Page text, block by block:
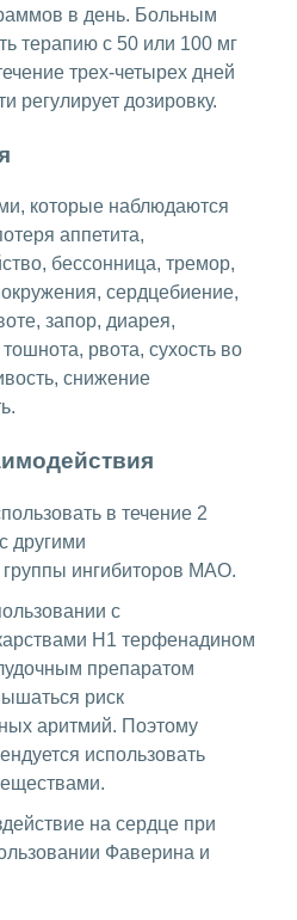
в день. Больным
терапию с 50 или 100 мг
трех-четырех дней
регулирует дозировку.
которые наблюдаются
аппетита,
бессонница, тремор,
сердцебиение,
запор, диарея,
рвота, сухость во
снижение
в течение 2
другими
группы ингибиторов МАО.
с
H1 терфенадином
препаратом
риск
аритмий. Поэтому
использовать
на сердце при
Фаверина и